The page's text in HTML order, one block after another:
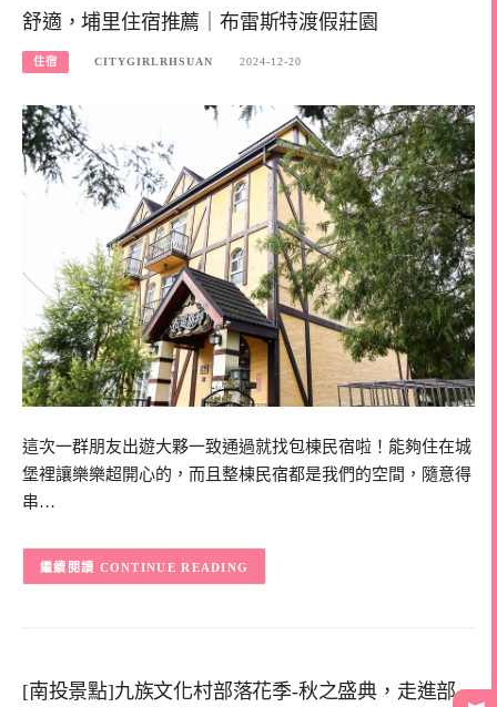
舒適，埔里住宿推薦｜布雷斯特渡假莊園
住宿 CITYGIRLRHSUAN 2024-12-20
這次一群朋友出遊大夥一致通過就找包棟民宿啦！能夠住在城
堡裡讓樂樂超開心的，而且整棟民宿都是我們的空間，隨意得
串…
CONTINUE READING
[南投景點]九族文化村部落花季-秋之盛典，走進部